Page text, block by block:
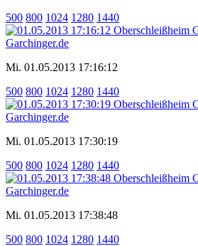
500 800 1024 1280 1440
Mi. 01.05.2013 17:16:12
500 800 1024 1280 1440
Mi. 01.05.2013 17:30:19
500 800 1024 1280 1440
Mi. 01.05.2013 17:38:48
500 800 1024 1280 1440